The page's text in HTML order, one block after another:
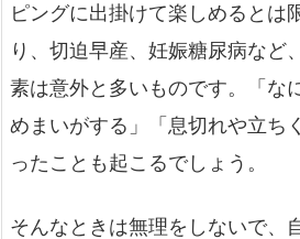
ピングに出掛けて楽しめるとは
り、切迫早産、妊娠糖尿病など
素は意外と多いものです。「な
めまいがする」「息切れや立ち
ったことも起こるでしょう。
そんなときは無理をしないで、